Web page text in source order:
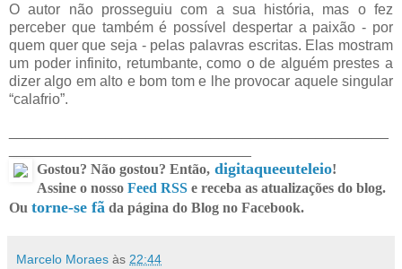
O autor não prosseguiu com a sua história, mas o fez
perceber que também é possível despertar a paixão - por
quem quer que seja - pelas palavras escritas. Elas mostram
um poder infinito, retumbante, como o de alguém prestes a
dizer algo em alto e bom tom e lhe provocar aquele singular
“calafrio”.
Gostou? Não gostou? Então, digitaqueeuteleio!
Assine o nosso Feed RSS e receba as atualizações do blog.
Ou torne-se fã da página do Blog no Facebook.
Marcelo Moraes às 22:44